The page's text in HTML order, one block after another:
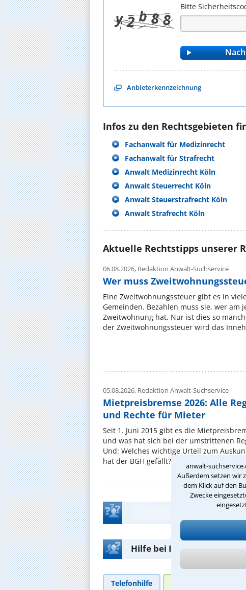
anwalt-
Außerdem setzen wir
dem Klick auf den
Zwecke
Bitte
Anbieterkennzeichnung
Infos zu den Rechtsgebieten
Fachanwalt für Medizinrecht
Fachanwalt für Strafrecht
Anwalt Medizinrecht Köln
Anwalt Steuerrecht Köln
Anwalt Steuerstrafrecht Köln
Anwalt Strafrecht Köln
Aktuelle Rechtstipps unserer
06.08.2026, Redaktion Anwalt-Suchservice
Wer muss
Eine Zweitwohnungssteuer gibt es in
Gemeinden. Bezahlen muss sie, wer am
Zweitwohnung hat. Nur ist dies so
der Zweitwohnungssteuer wird das
05.08.2026, Redaktion Anwalt-Suchservice
Mietpreisbremse 2026: Alle
und Rechte für Mieter
Seit 1. Juni 2015 gibt es die
und was hat sich bei der umstrittenen
Und: Welches wichtige Urteil zum
hat der BGH gefällt? ...
Hilfe bei Ihrer
Telefonhilfe